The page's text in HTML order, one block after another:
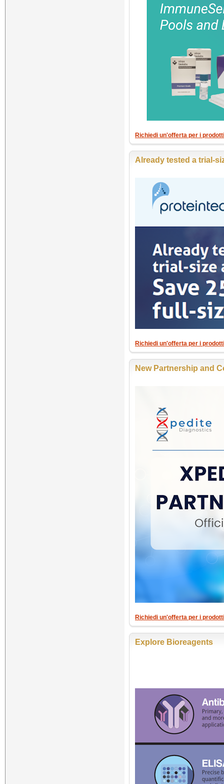
Richiedi un'offerta per i
Already tested a trial-
Richiedi un'offerta per i
New Partnership and
Richiedi un'offerta per i
Explore Bioreagents